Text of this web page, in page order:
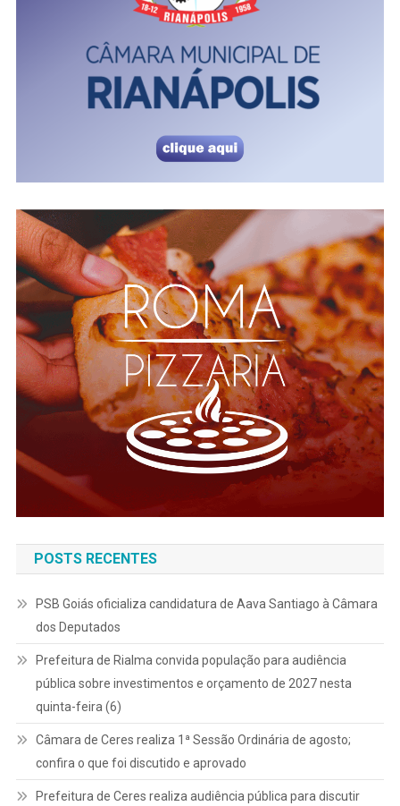
POSTS RECENTES
PSB Goiás oficializa candidatura de Aava Santiago à Câmara
dos Deputados
Prefeitura de Rialma convida população para audiência
pública sobre investimentos e orçamento de 2027 nesta
quinta-feira (6)
Câmara de Ceres realiza 1ª Sessão Ordinária de agosto;
confira o que foi discutido e aprovado
Prefeitura de Ceres realiza audiência pública para discutir